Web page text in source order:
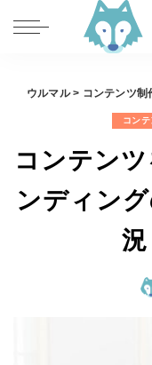
ウルマル> コンテンツ制
コン
コンテン
ンディン
況